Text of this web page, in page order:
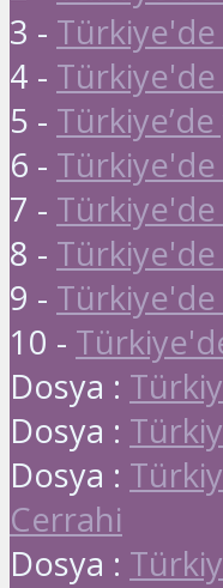
3 -
4 -
5 -
6 - Türkiye'de
7 -
8 - Türkiye'de
9 - Türkiye'de
10 -
Dosya :
Dosya :
Dosya :
Cerrahi
Dosya :